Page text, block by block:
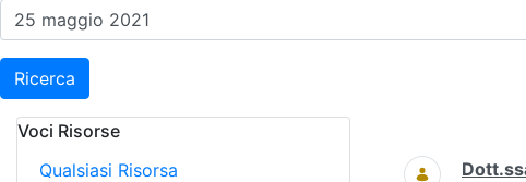
Ricerca
Voci Risorse
Qualsiasi Risorsa
Ricerca